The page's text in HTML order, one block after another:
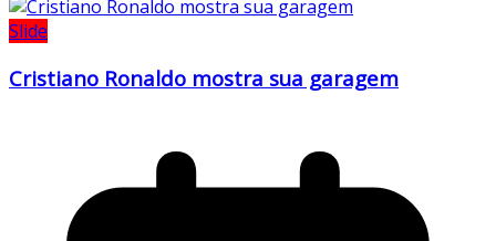
Slide
Cristiano Ronaldo mostra sua garagem